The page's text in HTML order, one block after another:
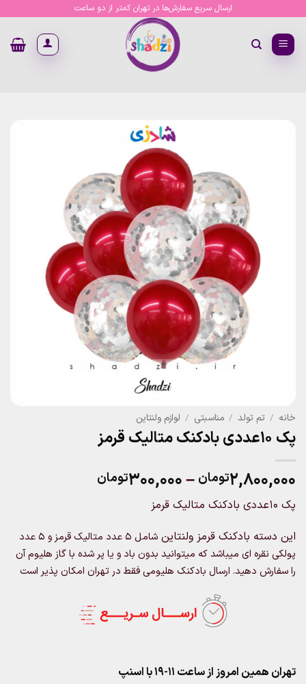
content
ارسال سریع سفارش‌ها در تهران کمتر از دو ساعت
خانه / تم تولد / مناسبتی / لوازم ولنتاین
پک 10عددی بادکنک متالیک قرمز
۲,۸۰۰,۰۰۰تومان –۳۰۰,۰۰۰تومان
through
۲,۸۰۰,۰۰۰تومان
پک 10عددی بادکنک متالیک قرمز
این دسته بادکنک قرمز ولنتاین
شامل 5 عدد متالیک قرمز و 5 عدد
پولکی نقره ای میباشد که میتوانید بدون باد و یا پر شده با گاز هلیوم آن
را سفارش دهید. ارسال بادکنک هلیومی فقط در تهران امکان پذیر است
تهران همین امروز از ساعت ۱۱-۱۹ با اسنپ